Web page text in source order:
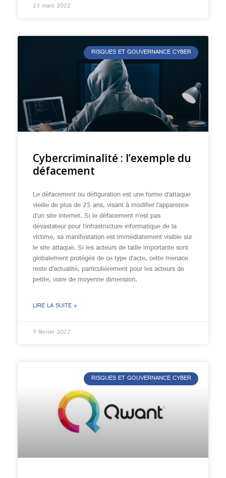
23 mars 2022
RISQUES ET GOUVERNANCE CYBER
Cybercriminalité : l’exemple du
défacement
Le défacement ou défiguration est une forme d’attaque
vieille de plus de 25 ans, visant à modifier l’apparence
d’un site internet. Si le défacement n’est pas
dévastateur pour l’infrastructure informatique de la
victime, sa manifestation est immédiatement visible sur
le site attaqué. Si les acteurs de taille importante sont
globalement protégés de ce type d’acte, cette menace
reste d’actualité, particulièrement pour les acteurs de
petite, voire de moyenne dimension.
LIRE LA SUITE »
9 février 2022
RISQUES ET GOUVERNANCE CYBER